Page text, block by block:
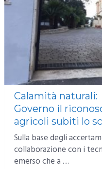
Calamità
Governo il
agricoli subiti lo
Sulla base degli
collaborazione con i
emerso che a …